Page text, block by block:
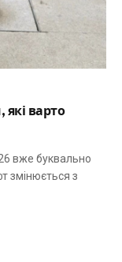
які варто
вже буквально
змінюється з